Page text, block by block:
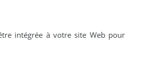
intégrée à votre site Web pour